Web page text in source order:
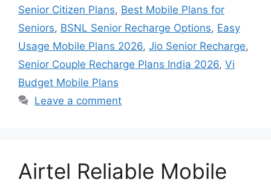
Senior Citizen Plans, Best Mobile Plans for
Seniors, BSNL Senior Recharge Options, Easy
Usage Mobile Plans 2026, Jio Senior Recharge,
Senior Couple Recharge Plans India 2026, Vi
Budget Mobile Plans
Leave a comment
Airtel Reliable Mobile